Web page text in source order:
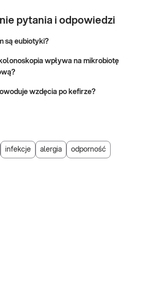
pytania i odpowiedzi
są eubiotyki?
wpływa na mikrobiotę
wzdęcia po kefirze?
infekcje alergia odporność